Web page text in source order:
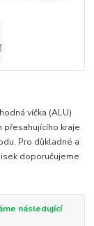
víčka (ALU)
přesahujícího kraje
Pro důkladné a
doporučujeme
následující